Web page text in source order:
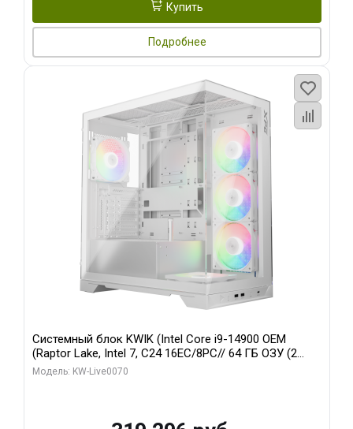
Купить
Подробнее
Системный блок KWIK (Intel Core i9-14900 OEM
(Raptor Lake, Intel 7, C24 16EC/8PC// 64 ГБ ОЗУ (2
модуля)/ Gigabyte RTX5080 XTREME WATERFORCE
Модель: KW-Live0070